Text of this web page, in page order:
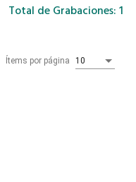
Total de Grabaciones: 1
Ítems por página 10